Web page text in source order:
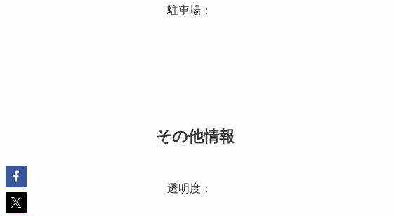
駐車場：
その他情報
透明度：